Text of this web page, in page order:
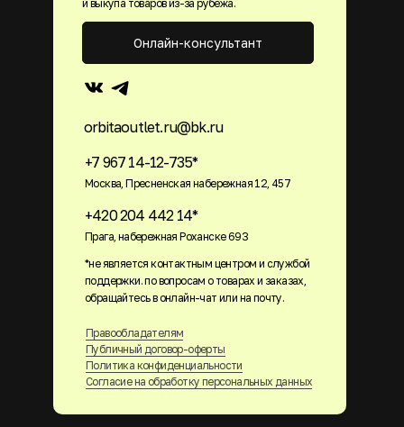
и выкупа товаров из-за рубежа.
+7 967 14-12-735*
Москва, Пресненская набережная 12, 457
+420 204 442 14*
Прага, набережная Роханске 693
orbitaoutlet.ru@bk.ru
Правообладателям
Публичный договор-оферты
Политика конфиденциальности
Согласие на обработку персональных данных
Онлайн-консультант
*не является контактным центром и службой
поддержки. по вопросам о товарах и заказах,
обращайтесь в онлайн-чат или на почту.